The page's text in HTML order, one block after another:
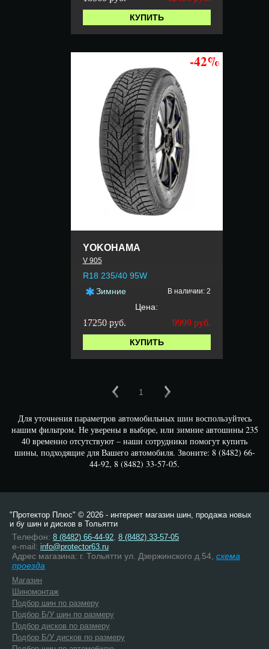
КУПИТЬ
-42%
YOKOHAMA
V 905
R18 235/40 95W
Зимние
В наличии: 2
Цена:
17250 руб. 9999 руб.
КУПИТЬ
1
Для уточнения параметров автомобильных шин воспользуйтесь
нашим фильтром. Не уверены в выборе, или зимние автошины 235
40 временно отсутствуют – наши сотрудники помогут купить
шины, подходящие для Вашего автомобиля. Звоните: 8 (8482) 66-
44-92, 8 (8482) 33-57-05.
"Протектор Плюс" © 2026 - интернет магазин шин, продажа новых
и бу шин и дисков в Тольятти
Телефон: 8 (8482) 66-44-92 8 (8482) 33-57-05
e-mail: info@protector63.ru
Адрес магазина: г. Тольятти ул. Дзержинского д.54, схема
проезда
Магазин
Шиномонтаж
Подбор шин по размеру
Подбор Б/У шин по размеру
Подбор дисков по размеру
Подбор Б/У дисков по размеру